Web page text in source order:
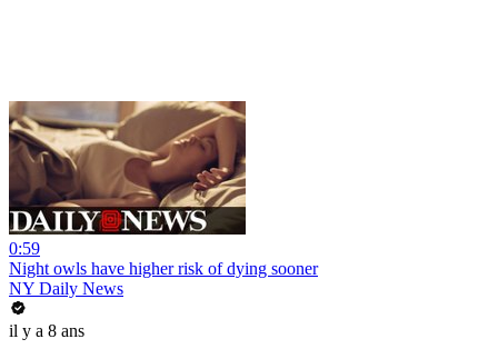
0:59
Night owls have higher risk of dying sooner
NY Daily News
il y a 8 ans